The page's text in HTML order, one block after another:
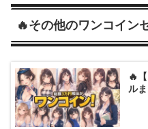
🔥その他のワンコイン
🔥
ル